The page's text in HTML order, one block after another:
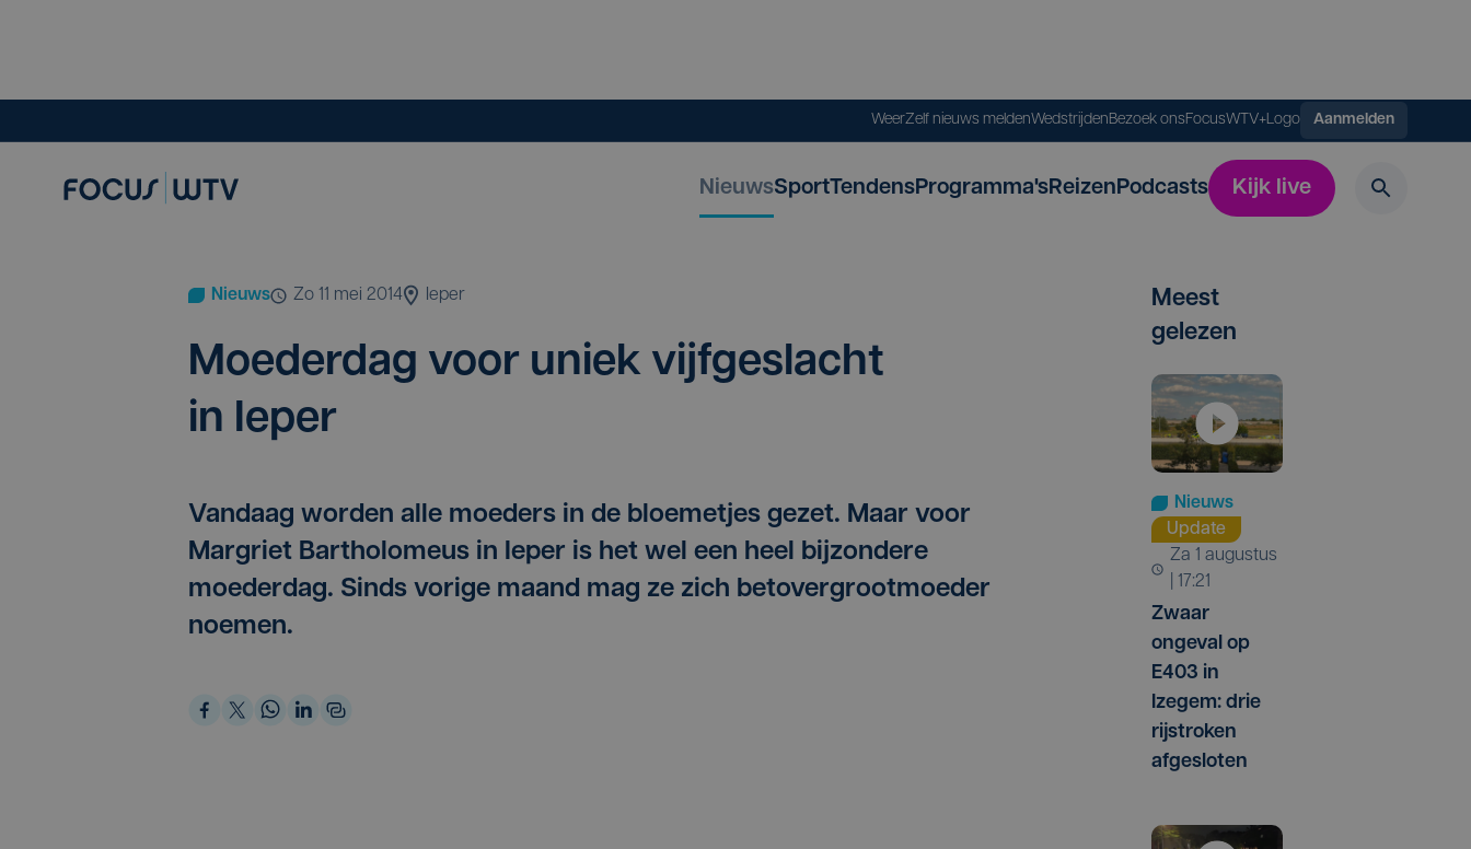
WeerZelf nieuws meldenWedstrijdenBezoek onsFocusWTV+Logo Aanmelden
NieuwsSportTendensProgramma'sReizenPodcasts Kijk live
Nieuws zo 11 mei 2014 Ieper
Moe­der­dag voor uniek vijf­ge­slacht
in Ieper
Vandaag worden alle moeders in de bloemetjes gezet. Maar voor
Margriet Bartholomeus in Ieper is het wel een heel bijzondere
moederdag. Sinds vorige maand mag ze zich betovergrootmoeder
noemen.
Meest
gelezen
Nieuws
Update
za 1 augustus
| 17:21
Zwaar
ongeval op
E403 in
Izegem: drie
rijstroken
afgesloten